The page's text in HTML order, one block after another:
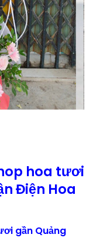
hoa tươi
Điện Hoa
gần Quảng